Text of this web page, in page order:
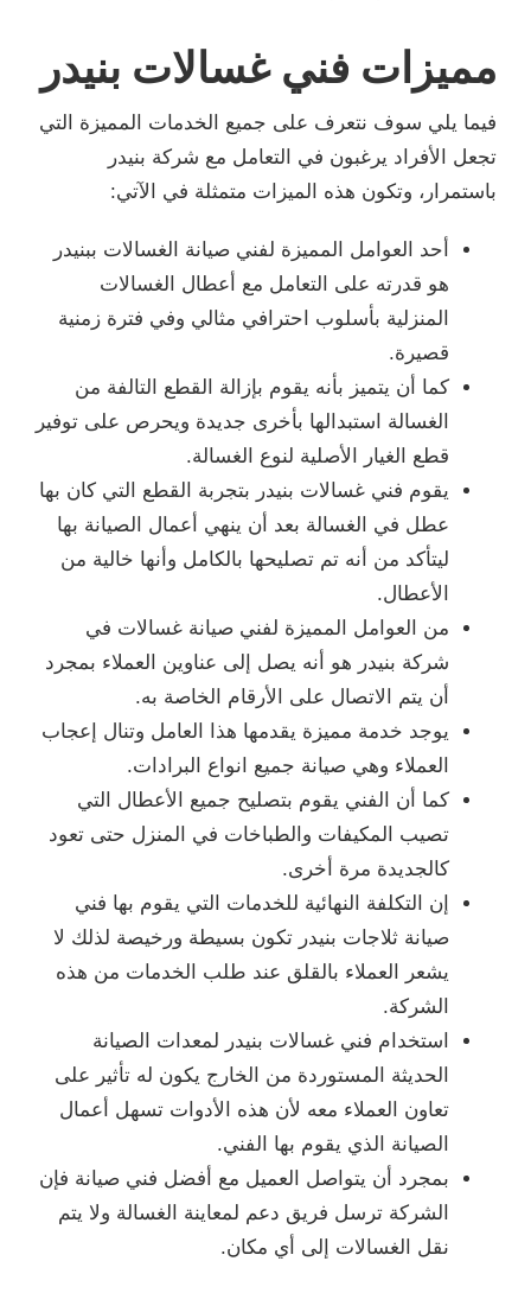
مميزات فني غسالات بنيدر
فيما يلي سوف نتعرف على جميع الخدمات المميزة التي
تجعل الأفراد يرغبون في التعامل مع شركة بنيدر
باستمرار، وتكون هذه الميزات متمثلة في الآتي:
أحد العوامل المميزة لفني صيانة الغسالات ببنيدر
هو قدرته على التعامل مع أعطال الغسالات
المنزلية بأسلوب احترافي مثالي وفي فترة زمنية
قصيرة.
كما أن يتميز بأنه يقوم بإزالة القطع التالفة من
الغسالة استبدالها بأخرى جديدة ويحرص على توفير
قطع الغيار الأصلية لنوع الغسالة.
يقوم فني غسالات بنيدر بتجربة القطع التي كان بها
عطل في الغسالة بعد أن ينهي أعمال الصيانة بها
ليتأكد من أنه تم تصليحها بالكامل وأنها خالية من
الأعطال.
من العوامل المميزة لفني صيانة غسالات في
شركة بنيدر هو أنه يصل إلى عناوين العملاء بمجرد
أن يتم الاتصال على الأرقام الخاصة به.
يوجد خدمة مميزة يقدمها هذا العامل وتنال إعجاب
العملاء وهي صيانة جميع انواع البرادات.
كما أن الفني يقوم بتصليح جميع الأعطال التي
تصيب المكيفات والطباخات في المنزل حتى تعود
كالجديدة مرة أخرى.
إن التكلفة النهائية للخدمات التي يقوم بها فني
صيانة ثلاجات بنيدر تكون بسيطة ورخيصة لذلك لا
يشعر العملاء بالقلق عند طلب الخدمات من هذه
الشركة.
استخدام فني غسالات بنيدر لمعدات الصيانة
الحديثة المستوردة من الخارج يكون له تأثير على
تعاون العملاء معه لأن هذه الأدوات تسهل أعمال
الصيانة الذي يقوم بها الفني.
بمجرد أن يتواصل العميل مع أفضل فني صيانة فإن
الشركة ترسل فريق دعم لمعاينة الغسالة ولا يتم
نقل الغسالات إلى أي مكان.